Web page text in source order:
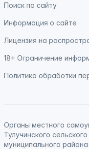
Поиск по сайту
Информация о сайте
Лицензия на
18+ Ограничение
Политика обработки
Органы местного
Тулучинского
муниципального